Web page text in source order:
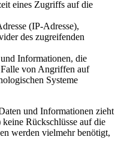
eines Zugriffs auf die
(IP-Adresse),
des zugreifenden
Informationen, die
von Angriffen auf
Systeme
und Informationen zieht
Rückschlüsse auf die
werden vielmehr benötigt,